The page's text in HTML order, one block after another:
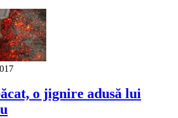
o jignire adusă lui